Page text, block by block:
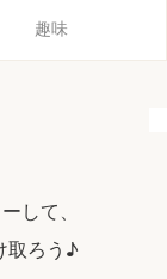
趣味
して、
取ろう♪